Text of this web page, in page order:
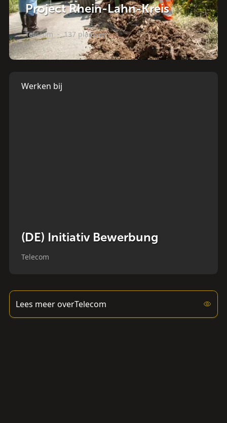
Project Rhein-Lahn-Kreis
Telecom - 137 plaatsen
Werken bij
(DE) Initiativ Bewerbung
Telecom
Lees meer overTelecom